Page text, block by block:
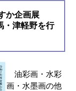
か企画展
・津軽野を行
油彩画・水彩
画・水墨画の他